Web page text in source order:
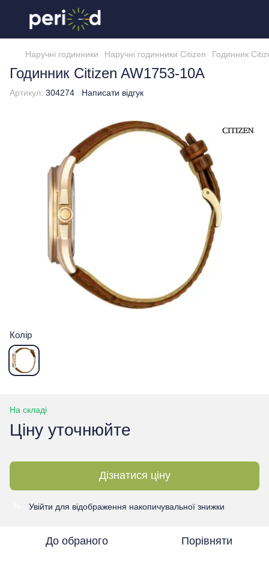
Наручні годинники Наручні годинники Citizen Годинник
Годинник Citizen AW1753-10A
Артикул: 304274 Написати відгук
Колір
На складі
Ціну уточнюйте
Дізнатися ціну
Увійти для відображення накопичувальної знижки
До обраного Порівняти